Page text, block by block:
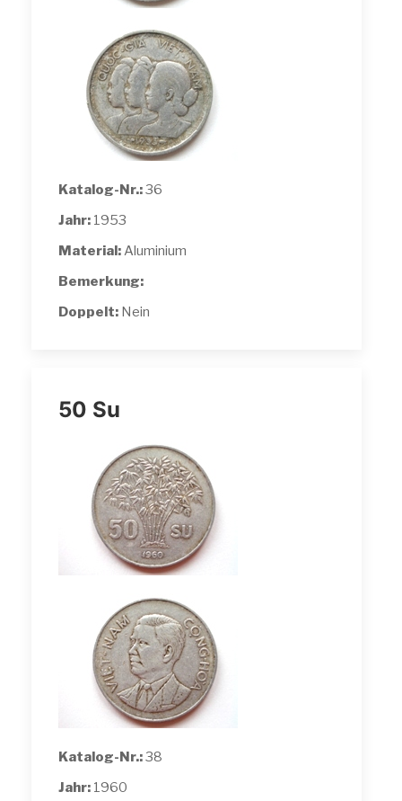
Katalog-Nr.:36
Jahr: 1953
Material:Aluminium
Bemerkung:
Doppelt: Nein
50 Su
Katalog-Nr.:38
Jahr: 1960